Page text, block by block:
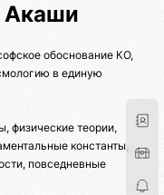
Акаши
обоснование КО,
в единую
физические теории,
константы,
повседневные